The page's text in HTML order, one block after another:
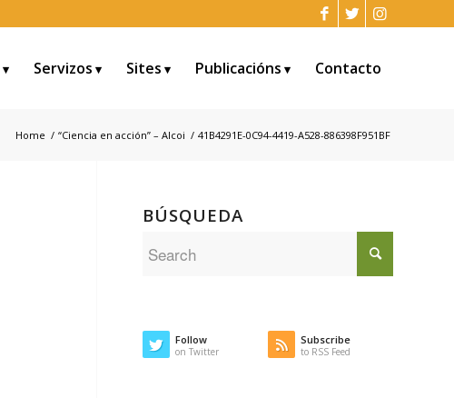
Servizos Sites Publicacións Contacto
Home / “Ciencia en acción” – Alcoi / 41B4291E-0C94-4419-A528-886398F951BF
BÚSQUEDA
Follow
on Twitter
Subscribe
to RSS Feed